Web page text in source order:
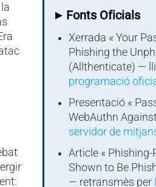
▸ Fonts Oficials
Xerrada « Your
Phishing the
(Allthenticate) —
programació
Presentació «
WebAuthn
servidor de
Article «
Shown to Be
— retransmès per